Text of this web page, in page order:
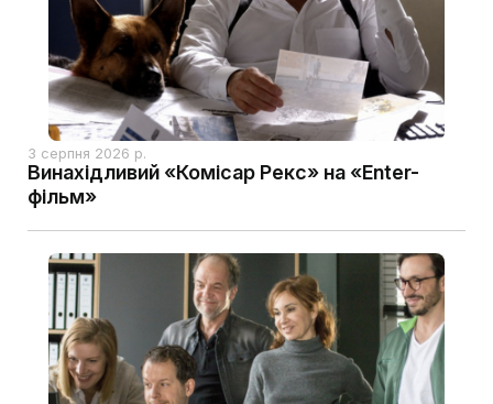
3 серпня 2026 р.
Винахідливий «Комісар Рекс» на «Enter-
фільм»